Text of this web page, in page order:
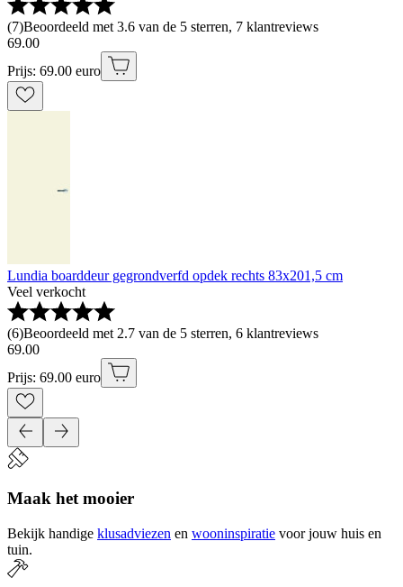
(7)Beoordeeld met 3.6 van de 5 sterren, 7 klantreviews
69.00
Prijs: 69.00 euro
Lundia boarddeur gegrondverfd opdek rechts 83x201,5 cm
Veel verkocht
(6)Beoordeeld met 2.7 van de 5 sterren, 6 klantreviews
69.00
Prijs: 69.00 euro
Maak het mooier
Bekijk handige klusadviezen en wooninspiratie voor jouw huis en
tuin.